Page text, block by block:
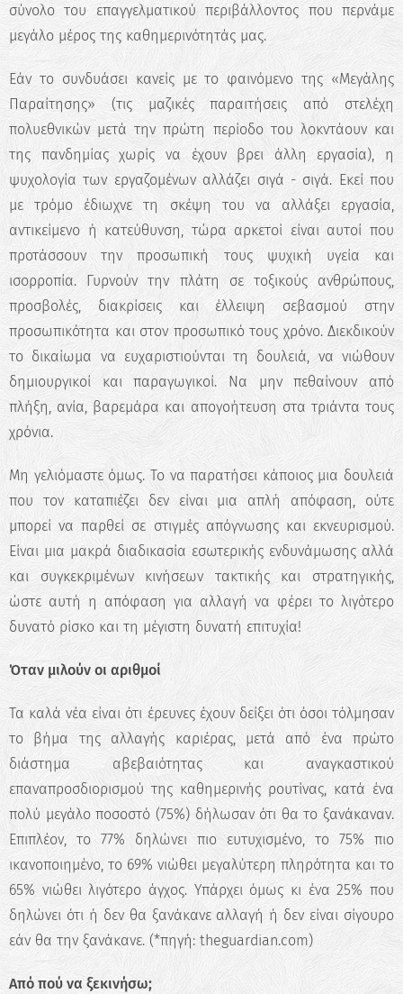
✖
Κάνε το Δωρεάν Τεστ
Επαγγελματικού
Προσανατολισμού!
Ανακάλυψε τις πραγματικές σου
δυνατότητες και σχεδίασε την ιδανική
σύνολο του επαγγελματικού περιβάλλοντος που περνάμε
μεγάλο μέρος της καθημερινότητάς μας.
Εάν το συνδυάσει κανείς με το φαινόμενο της «Μεγάλης
Παραίτησης» (τις μαζικές παραιτήσεις από στελέχη
πολυεθνικών μετά την πρώτη περίοδο του λοκντάουν και
της πανδημίας χωρίς να έχουν βρει άλλη εργασία), η
ψυχολογία των εργαζομένων αλλάζει σιγά - σιγά. Εκεί που
με τρόμο έδιωχνε τη σκέψη του να αλλάξει εργασία,
αντικείμενο ή κατεύθυνση, τώρα αρκετοί είναι αυτοί που
προτάσσουν την προσωπική τους ψυχική υγεία και
ισορροπία. Γυρνούν την πλάτη σε τοξικούς ανθρώπους,
προσβολές, διακρίσεις και έλλειψη σεβασμού στην
προσωπικότητα και στον προσωπικό τους χρόνο. Διεκδικούν
το δικαίωμα να ευχαριστιούνται τη δουλειά, να νιώθουν
δημιουργικοί και παραγωγικοί. Να μην πεθαίνουν από
πλήξη, ανία, βαρεμάρα και απογοήτευση στα τριάντα τους
χρόνια.
Μη γελιόμαστε όμως. Το να παρατήσει κάποιος μια δουλειά
που τον καταπιέζει δεν είναι μια απλή απόφαση, ούτε
μπορεί να παρθεί σε στιγμές απόγνωσης και εκνευρισμού.
Είναι μια μακρά διαδικασία εσωτερικής ενδυνάμωσης αλλά
και συγκεκριμένων κινήσεων τακτικής και στρατηγικής,
ώστε αυτή η απόφαση για αλλαγή να φέρει το λιγότερο
δυνατό ρίσκο και τη μέγιστη δυνατή επιτυχία!
Όταν μιλούν οι αριθμοί
Τα καλά νέα είναι ότι έρευνες έχουν δείξει ότι όσοι τόλμησαν
το βήμα της αλλαγής καριέρας, μετά από ένα πρώτο
διάστημα αβεβαιότητας και αναγκαστικού
επαναπροσδιορισμού της καθημερινής ρουτίνας, κατά ένα
πολύ μεγάλο ποσοστό (75%) δήλωσαν ότι θα το ξανάκαναν.
Επιπλέον, το 77% δηλώνει πιο ευτυχισμένο, το 75% πιο
ικανοποιημένο, το 69% νιώθει μεγαλύτερη πληρότητα και το
65% νιώθει λιγότερο άγχος. Υπάρχει όμως κι ένα 25% που
δηλώνει ότι ή δεν θα ξανάκανε αλλαγή ή δεν είναι σίγουρο
εάν θα την ξανάκανε. (*πηγή: theguardian.com)
Από πού να ξεκινήσω;